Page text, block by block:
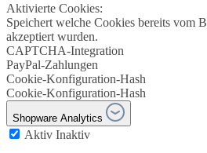
Aktivierte Cookies:
Speichert welche Cookies bereits vom
akzeptiert wurden.
CAPTCHA-Integration
PayPal-Zahlungen
Cookie-Konfiguration-Hash
Cookie-Konfiguration-Hash
Shopware Analytics
Aktiv Inaktiv